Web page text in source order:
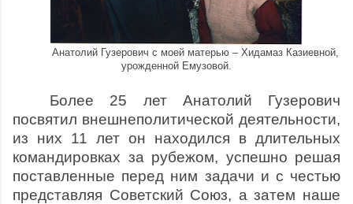
Анатолий Гузерович с моей матерью – Хидамаз Казиевной,
урожденной Емузовой.
Более 25 лет Анатолий Гузерович
посвятил внешнеполитической деятельности,
из них 11 лет он находился в длительных
командировках за рубежом, успешно решая
поставленные перед ним задачи и с честью
представляя Советский Союз, а затем наше